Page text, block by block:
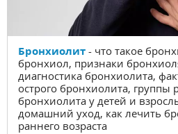
Бронхиолит - что такое
бронхиол, признаки
диагностика бронхиолита,
острого бронхиолита, группы
бронхиолита у детей и
домашний уход, как лечить
раннего возраста